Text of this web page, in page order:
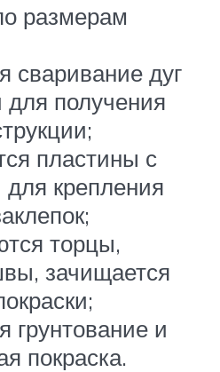
размерам
сваривание дуг
получения
пластины с
для крепления
торцы,
зачищается
грунтование и
покраска.